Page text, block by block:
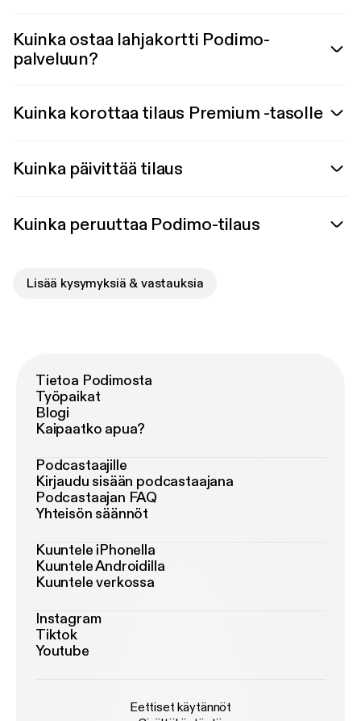
Kuinka ostaa lahjakortti Podimo-
palveluun?
Kuinka korottaa tilaus Premium -tasolle
Kuinka päivittää tilaus
Kuinka peruuttaa Podimo-tilaus
Lisää kysymyksiä & vastauksia
Tietoa Podimosta
Työpaikat
Blogi
Kaipaatko apua?
Podcastaajille
Kirjaudu sisään podcastaajana
Podcastaajan FAQ
Yhteisön säännöt
Kuuntele iPhonella
Kuuntele Androidilla
Kuuntele verkossa
Instagram
Tiktok
Youtube
Eettiset käytännöt